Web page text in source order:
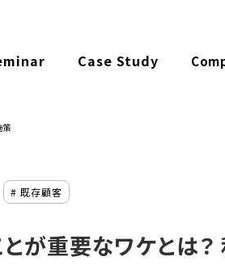
Case Study
策
# 既存顧客
が重要なワケとは